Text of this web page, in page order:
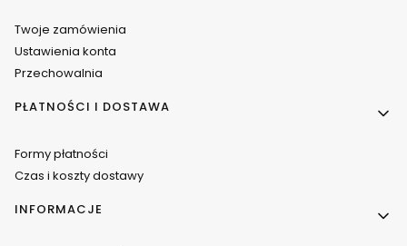
Twoje zamówienia
Ustawienia konta
Przechowalnia
PŁATNOŚCI I DOSTAWA
Formy płatności
Czas i koszty dostawy
INFORMACJE